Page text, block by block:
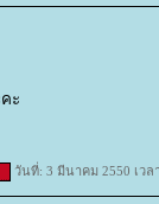
ะ
วันที่: 3 มีนาคม 2550 เวล